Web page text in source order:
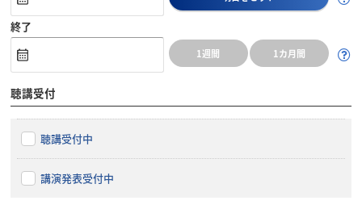
終了
1週間 1カ月間
聴講受付
聴講受付中
講演発表受付中